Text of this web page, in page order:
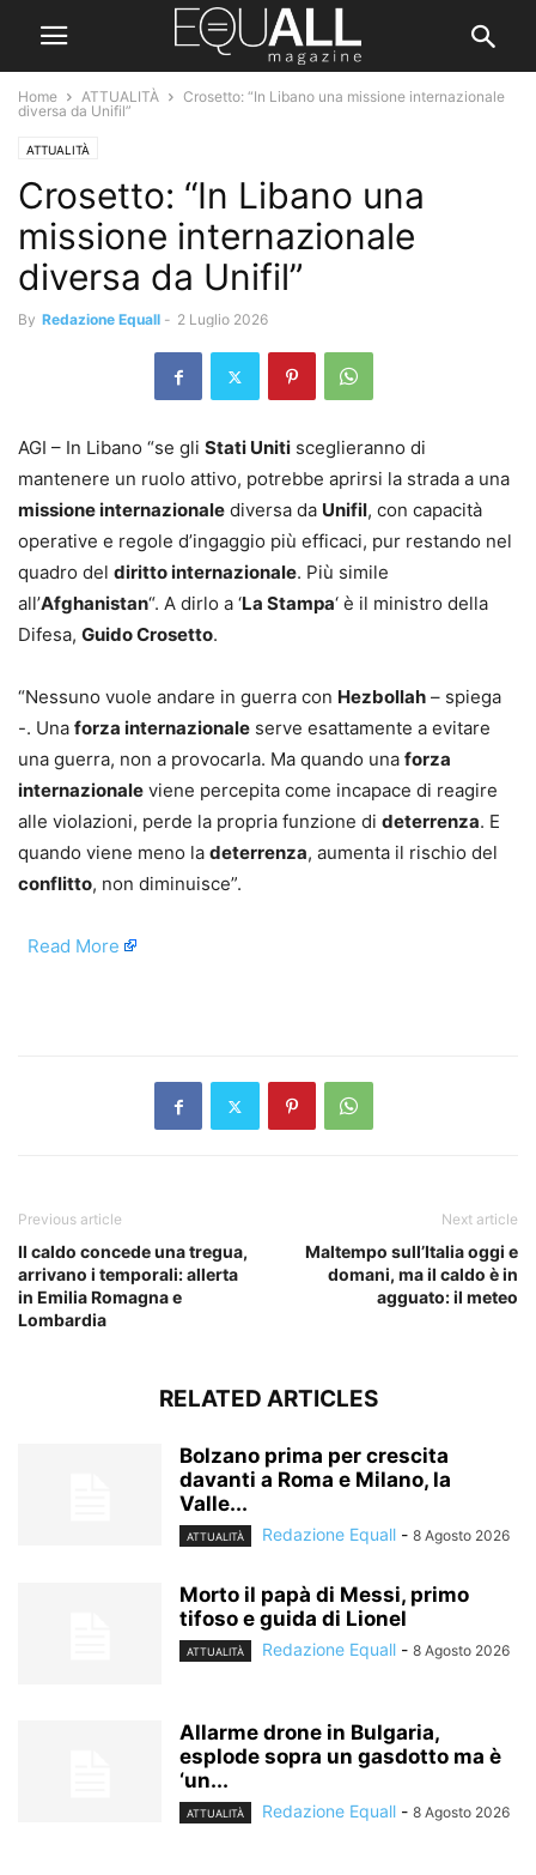
Home ATTUALITÀ
Crosetto: “In Libano una missione internazionale
diversa da Unifil”
ATTUALITÀ
Crosetto: “In Libano una
missione internazionale
diversa da Unifil”
By Redazione Equall - 2 Luglio 2026
AGI – In Libano “se gli Stati Uniti sceglieranno di
mantenere un ruolo attivo, potrebbe aprirsi la strada a una
missione internazionale diversa da Unifil, con capacità
operative e regole d’ingaggio più efficaci, pur restando nel
quadro del diritto internazionale. Più simile
all’Afghanistan“. A dirlo a ‘La Stampa‘ è il ministro della
Difesa, Guido Crosetto.
“Nessuno vuole andare in guerra con Hezbollah – spiega
-. Una forza internazionale serve esattamente a evitare
una guerra, non a provocarla. Ma quando una forza
internazionale viene percepita come incapace di reagire
alle violazioni, perde la propria funzione di deterrenza. E
quando viene meno la deterrenza, aumenta il rischio del
conflitto, non diminuisce”.
Read More
Previous article
Il caldo concede una tregua,
arrivano i temporali: allerta
in Emilia Romagna e
Lombardia
Next article
Maltempo sull’Italia oggi e
domani, ma il caldo è in
agguato: il meteo
RELATED ARTICLES
Bolzano prima per crescita
davanti a Roma e Milano, la
Valle...
ATTUALITÀ Redazione Equall - 8 Agosto 2026
Morto il papà di Messi, primo
tifoso e guida di Lionel
ATTUALITÀ Redazione Equall - 8 Agosto 2026
Allarme drone in Bulgaria,
esplode sopra un gasdotto ma è
‘un...
ATTUALITÀ Redazione Equall - 8 Agosto 2026